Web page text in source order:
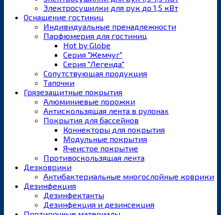
Электросушилки для рук до 1,5 кВт
Оснащение гостиниц
Индивидуальные пренадлежности
Парфюмерия для гостиниц
Hot by Globe
Серия "Жемчуг"
Серия "Легенда"
Сопутствующая продукция
Тапочки
Грязезащитные покрытия
Алюминиевые порожки
Антискользящая лента в рулонах
Покрытия для бассейнов
Коннекторы для покрытия
Модульные покрытия
Ячеистое покрытие
Противоскользящая лента
Дезковрики
Антибактериальные многослойные коврики
Дезинфекция
Дезинфектанты
Дезинфекция и дезинсекция